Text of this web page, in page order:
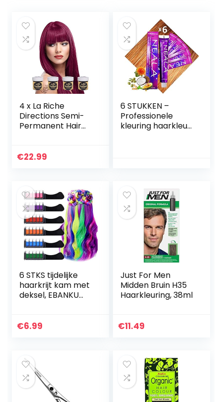
4 x La Riche
Directions Semi-
Permanent Hair
€22.99
6 STUKKEN –
Professionele
kleuring haarkleur
6 STKS tijdelijke
haarkrijt kam met
deksel, EBANKU
voor kinderen
€6.99
Just For Men
Midden Bruin H35
Haarkleuring, 38ml
€11.49